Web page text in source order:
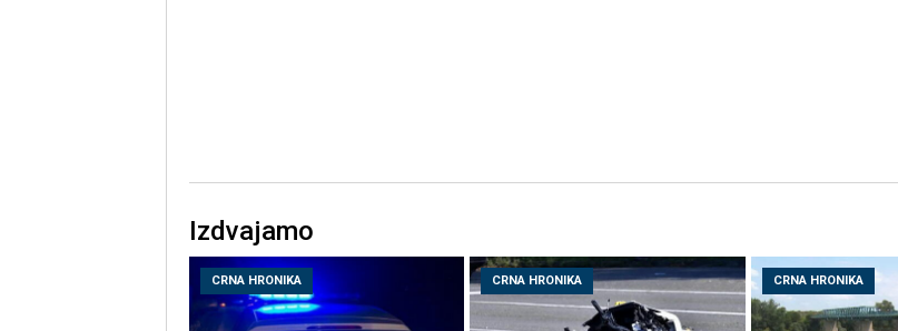
Izdvajamo
CRNA HRONIKA CRNA HRONIKA CRNA HRONIKA